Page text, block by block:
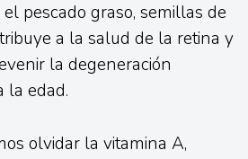
pescado graso, semillas de
a la salud de la retina y
la degeneración
la edad.
olvidar la vitamina A,